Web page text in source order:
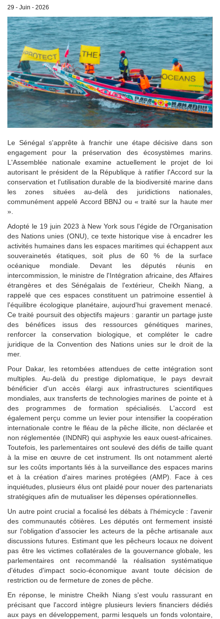
29 - Juin - 2026
Le Sénégal s'apprête à franchir une étape décisive dans son
engagement pour la préservation des écosystèmes marins.
L'Assemblée nationale examine actuellement le projet de loi
autorisant le président de la République à ratifier l'Accord sur la
conservation et l'utilisation durable de la biodiversité marine dans
les zones situées au-delà des juridictions nationales,
communément appelé Accord BBNJ ou « traité sur la haute mer
».
Adopté le 19 juin 2023 à New York sous l'égide de l'Organisation
des Nations unies (ONU), ce texte historique vise à encadrer les
activités humaines dans les espaces maritimes qui échappent aux
souverainetés étatiques, soit plus de 60 % de la surface
océanique mondiale. Devant les députés réunis en
intercommission, le ministre de l'Intégration africaine, des Affaires
étrangères et des Sénégalais de l'extérieur, Cheikh Niang, a
rappelé que ces espaces constituent un patrimoine essentiel à
l'équilibre écologique planétaire, aujourd'hui gravement menacé.
Ce traité poursuit des objectifs majeurs : garantir un partage juste
des bénéfices issus des ressources génétiques marines,
renforcer la conservation biologique, et compléter le cadre
juridique de la Convention des Nations unies sur le droit de la
mer.
Pour Dakar, les retombées attendues de cette intégration sont
multiples. Au-delà du prestige diplomatique, le pays devrait
bénéficier d'un accès élargi aux infrastructures scientifiques
mondiales, aux transferts de technologies marines de pointe et à
des programmes de formation spécialisés. L'accord est
également perçu comme un levier pour intensifier la coopération
internationale contre le fléau de la pêche illicite, non déclarée et
non réglementée (INDNR) qui asphyxie les eaux ouest-africaines.
Toutefois, les parlementaires ont soulevé des défis de taille quant
à la mise en œuvre de cet instrument. Ils ont notamment alerté
sur les coûts importants liés à la surveillance des espaces marins
et à la création d'aires marines protégées (AMP). Face à ces
inquiétudes, plusieurs élus ont plaidé pour nouer des partenariats
stratégiques afin de mutualiser les dépenses opérationnelles.
Un autre point crucial a focalisé les débats à l'hémicycle : l'avenir
des communautés côtières. Les députés ont fermement insisté
sur l'obligation d'associer les acteurs de la pêche artisanale aux
discussions futures. Estimant que les pêcheurs locaux ne doivent
pas être les victimes collatérales de la gouvernance globale, les
parlementaires ont recommandé la réalisation systématique
d'études d'impact socio-économique avant toute décision de
restriction ou de fermeture de zones de pêche.
En réponse, le ministre Cheikh Niang s'est voulu rassurant en
précisant que l'accord intègre plusieurs leviers financiers dédiés
aux pays en développement, parmi lesquels un fonds volontaire,